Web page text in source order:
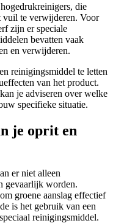
die
vuil te verwijderen. Voor
zijn er speciale
bevatten vaak
en verwijderen.
reinigingsmiddel te letten
van het product.
je adviseren over welke
specifieke situatie.
je oprit en
er niet alleen
gevaarlijk worden.
groene aanslag effectief
is het gebruik van een
reinigingsmiddel.